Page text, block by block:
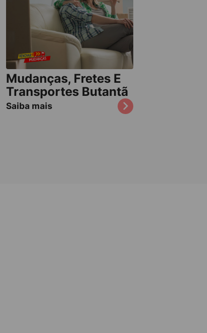
Mudanças, Fretes E
Transportes Butantã
Saiba mais